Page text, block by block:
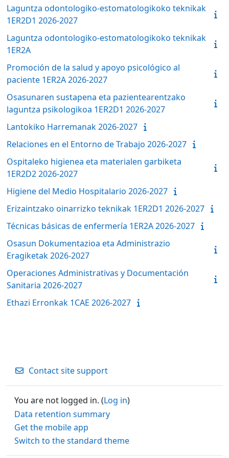
Laguntza odontologiko-estomatologikoko teknikak
1ER2D1 2026-2027
Laguntza odontologiko-estomatologikoko teknikak
1ER2A
Promoción de la salud y apoyo psicológico al
paciente 1ER2A 2026-2027
Osasunaren sustapena eta pazientearentzako
laguntza psikologikoa 1ER2D1 2026-2027
Lantokiko Harremanak 2026-2027
Relaciones en el Entorno de Trabajo 2026-2027
Ospitaleko higienea eta materialen garbiketa
1ER2D2 2026-2027
Higiene del Medio Hospitalario 2026-2027
Erizaintzako oinarrizko teknikak 1ER2D1 2026-2027
Técnicas básicas de enfermería 1ER2A 2026-2027
Osasun Dokumentazioa eta Administrazio
Eragiketak 2026-2027
Operaciones Administrativas y Documentación
Sanitaria 2026-2027
Ethazi Erronkak 1CAE 2026-2027
Contact site support
You are not logged in. (Log in)
Data retention summary
Get the mobile app
Switch to the standard theme